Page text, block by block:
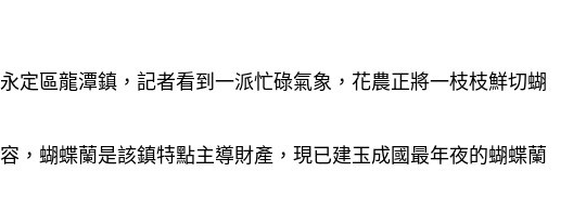
定區龍潭鎮，記者看到一派忙碌氣象，花農正將一枝枝鮮切蝴
，蝴蝶蘭是該鎮特點主導財產，現已建玉成國最年夜的蝴蝶蘭